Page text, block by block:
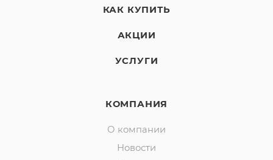
КАК КУПИТЬ
АКЦИИ
УСЛУГИ
КОМПАНИЯ
О компании
Новости